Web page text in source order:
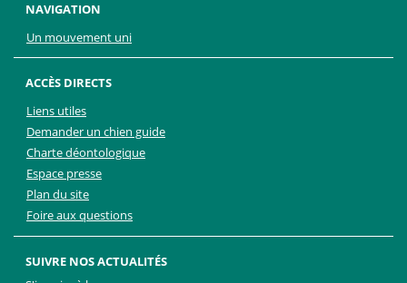
NAVIGATION
Un mouvement uni
ACCÈS DIRECTS
Liens utiles
Demander un chien guide
Charte déontologique
Espace presse
Plan du site
Foire aux questions
SUIVRE NOS ACTUALITÉS